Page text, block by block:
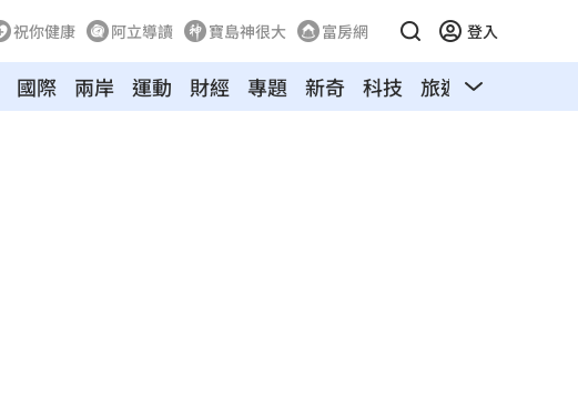
祝你健康 阿立導讀 寶島神很大 富房網 登入
國際 兩岸 運動 財經 專題 新奇 科技 旅遊 汽車